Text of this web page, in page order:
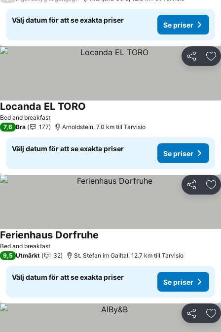
Välj datum för att se exakta priser
Se priser
Dela
Bed and breakfast
Locanda EL TORO
7,6 Bra 177 Arnoldstein, 7.0 km till Tarvisio
Välj datum för att se exakta priser
Se priser
Dela
Bed and breakfast
Ferienhaus Dorfruhe
9,5 Utmärkt 32 St. Stefan im Gailtal, 12.7 km till Tarvisio
Välj datum för att se exakta priser
Se priser
Dela